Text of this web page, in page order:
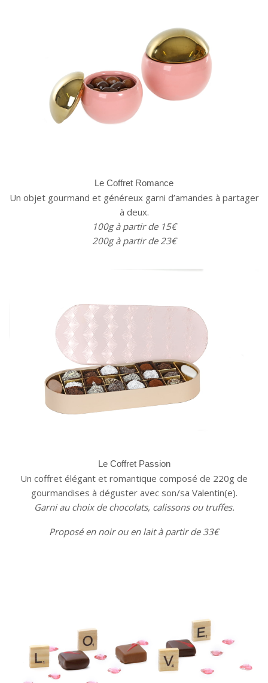
Le Coffret Romance
Un objet gourmand et généreux garni d’amandes à partager
à deux.
100g à partir de 15€
200g à partir de 23€
Le Coffret Passion
Un coffret élégant et romantique composé de 220g de
gourmandises à déguster avec son/sa Valentin(e).
Garni au choix de chocolats, calissons ou truffes.
Proposé en noir ou en lait à partir de 33€